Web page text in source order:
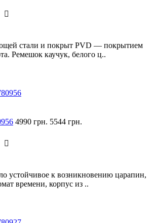
стали и покрыт PVD — покрытием
Ремешок каучук, белого ц..
4990 грн. 5544 грн.
устойчивое к возникновению царапин,
времени, корпус из ..